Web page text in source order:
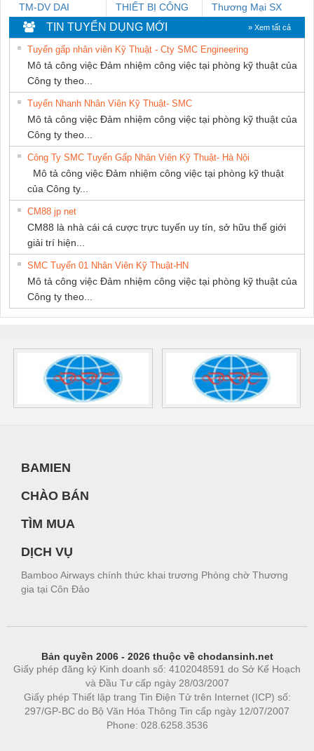
TM-DV DAI
DONG THANH
THIẾT BỊ CÔNG
NGHIỆP NIHON
SETSUBI VIỆT
NAM
Thương Mại SX
TIN TUYỂN DỤNG MỚI » Xem tất cả
Tuyển gấp nhân viên Kỹ Thuật - Cty SMC Engineering
Mô tả công việc Đảm nhiệm công việc tại phòng kỹ thuật của
Công ty theo...
Tuyển Nhanh Nhân Viên Kỹ Thuật- SMC
Mô tả công việc Đảm nhiệm công việc tại phòng kỹ thuật của
Công ty theo...
Công Ty SMC Tuyển Gấp Nhân Viên Kỹ Thuật- Hà Nội
Mô tả công việc Đảm nhiệm công việc tại phòng kỹ thuật
của Công ty...
CM88 jp net
CM88 là nhà cái cá cược trực tuyến uy tín, sở hữu thế giới
giải trí hiện...
SMC Tuyển 01 Nhân Viên Kỹ Thuật-HN
Mô tả công việc Đảm nhiệm công việc tại phòng kỹ thuật của
Công ty theo...
BAMIEN
CHÀO BÁN
TÌM MUA
DỊCH VỤ
Bamboo Airways chính thức khai trương Phòng chờ Thương
gia tại Côn Đảo
Bản quyền 2006 - 2026 thuộc về chodansinh.net
Giấy phép đăng ký Kinh doanh số: 4102048591 do Sở Kế Hoạch
và Đầu Tư cấp ngày 28/03/2007
Giấy phép Thiết lập trang Tin Điện Tử trên Internet (ICP) số:
297/GP-BC do Bộ Văn Hóa Thông Tin cấp ngày 12/07/2007
Phone: 028.6258.3536